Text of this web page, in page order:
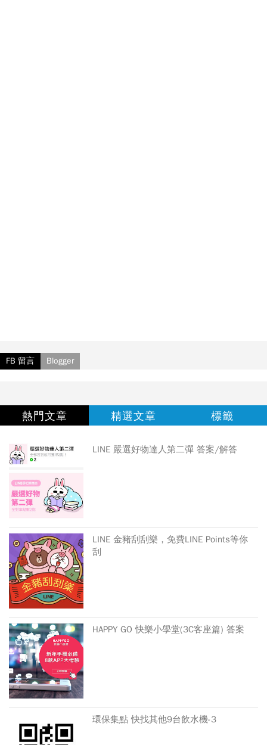
FB 留言 Blogger
熱門文章 精選文章 標籤
LINE 嚴選好物達人第二彈 答案/解答
LINE 金豬刮刮樂，免費LINE Points等你
刮
HAPPY GO 快樂小學堂(3C客座篇) 答案
環保集點 快找其他9台飲水機-3